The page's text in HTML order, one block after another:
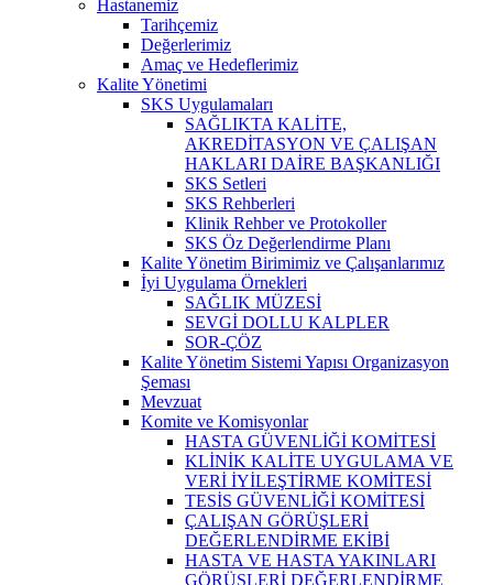
Hastanemiz
Tarihçemiz
Değerlerimiz
Amaç ve Hedeflerimiz
Kalite Yönetimi
SKS Uygulamaları
SAĞLIKTA KALİTE,
AKREDİTASYON VE ÇALIŞAN
HAKLARI DAİRE BAŞKANLIĞI
SKS Setleri
SKS Rehberleri
Klinik Rehber ve Protokoller
SKS Öz Değerlendirme Planı
Kalite Yönetim Birimimiz ve Çalışanlarımız
İyi Uygulama Örnekleri
SAĞLIK MÜZESİ
SEVGİ DOLLU KALPLER
SOR-ÇÖZ
Kalite Yönetim Sistemi Yapısı Organizasyon
Şeması
Mevzuat
Komite ve Komisyonlar
HASTA GÜVENLİĞİ KOMİTESİ
KLİNİK KALİTE UYGULAMA VE
VERİ İYİLEŞTİRME KOMİTESİ
TESİS GÜVENLİĞİ KOMİTESİ
ÇALIŞAN GÖRÜŞLERİ
DEĞERLENDİRME EKİBİ
HASTA VE HASTA YAKINLARI
GÖRÜŞLERİ DEĞERLENDİRME